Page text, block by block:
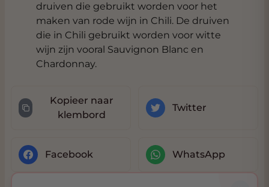
druiven die gebruikt worden voor het
maken van rode wijn in Chili. De druiven
die in Chili gebruikt worden voor witte
wijn zijn vooral Sauvignon Blanc en
Chardonnay.
Kopieer naar
klembord
Twitter
Facebook WhatsApp